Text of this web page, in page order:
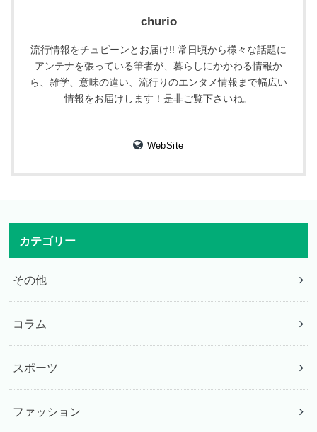
churio
流行情報をチュピーンとお届け!! 常日頃から様々な話題に
アンテナを張っている筆者が、暮らしにかかわる情報か
ら、雑学、意味の違い、流行りのエンタメ情報まで幅広い
情報をお届けします！是非ご覧下さいね。
WebSite
カテゴリー
その他
コラム
スポーツ
ファッション